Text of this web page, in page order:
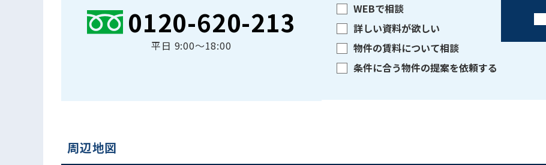
0120-620-213
平日 9:00〜18:00
WEBで相談
詳しい資料が欲しい
物件の賃料について相談
条件に合う物件の提案を依頼する
周辺地図